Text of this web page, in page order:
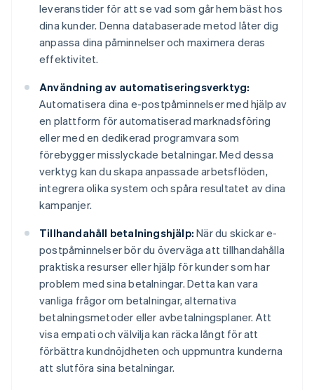
leveranstider för att se vad som går hem bäst hos
dina kunder. Denna databaserade metod låter dig
anpassa dina påminnelser och maximera deras
effektivitet.
Användning av automatiseringsverktyg:
Automatisera dina e-postpåminnelser med hjälp av
en plattform för automatiserad marknadsföring
eller med en dedikerad programvara som
förebygger misslyckade betalningar. Med dessa
verktyg kan du skapa anpassade arbetsflöden,
integrera olika system och spåra resultatet av dina
kampanjer.
Tillhandahåll betalningshjälp: När du skickar e-
postpåminnelser bör du överväga att tillhandahålla
praktiska resurser eller hjälp för kunder som har
problem med sina betalningar. Detta kan vara
vanliga frågor om betalningar, alternativa
betalningsmetoder eller avbetalningsplaner. Att
visa empati och välvilja kan räcka långt för att
förbättra kundnöjdheten och uppmuntra kunderna
att slutföra sina betalningar.